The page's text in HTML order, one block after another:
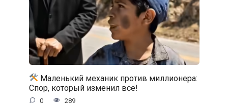
Маленький механик против миллионера:
Спор, который изменил всё!
0 289